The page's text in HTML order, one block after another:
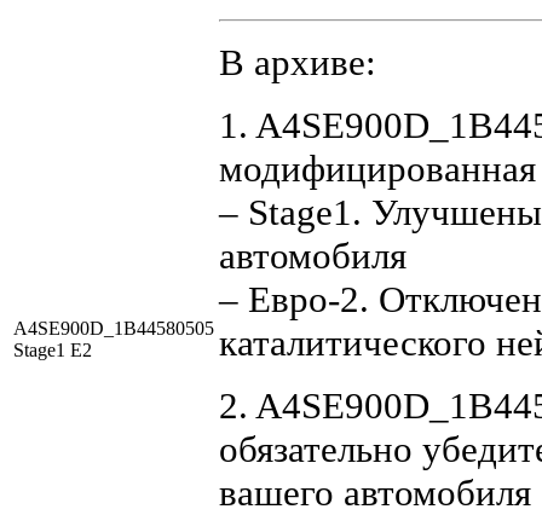
A4SE900D_1B44580505
Stage1 E2
В архиве:
1.
– Stage1.
автомобиля
– Евро-2. Отключен
каталитического
2.
обязательно
вашего автомобиля